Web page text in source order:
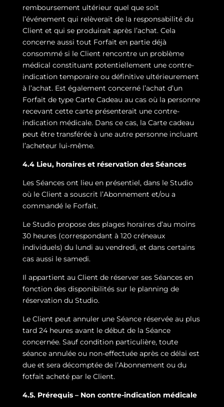
remboursement ultérieur quel que soit
l’événement qui relèverait de la responsabilité du
Client et qui se produirait après l’achat. Cela
concerne aussi tout Forfait en partie déjà
consommé si le Client rencontre un problème
médical constituant potentiellement une contre-
indication temporaire ou définitive ultérieurement
à l’achat. Est également concerné l’achat d’un
Forfait de type Carte Cadeau au cas où la personne
recevant cette carte présenterait une contre-
indication médicale. Dans ce cas, la Carte cadeau
peut être transférée à une autre personne incluant
l’acheteur lui-même.
4.4 Lieu, horaires et réservation des Séances
Les Séances ont lieu en présentiel, dans le Studio
où le Client a souscrit l’Abonnement et/ou a
commandé le Forfait.
Le Studio propose des plages horaires d’au moins
30 heures (correspondant à 120 créneaux
individuels) du lundi au vendredi, et dans certains
cas aussi le samedi.
Il appartient au Client de réserver ses Séances en
fonction des disponibilités sur le planning de
réservation du Studio.
Le Client peut annuler une Séance réservée au plus
tard 24 heures avant le début de la Séance
concernée. Sauf condition particulière, toute
séance annulée ou non-effectuée après ce délai est
due et sera décomptée de l’Abonnement ou du
fotfait acheté par le Client.
4.5. Prérequis – Non contre-indication médicale